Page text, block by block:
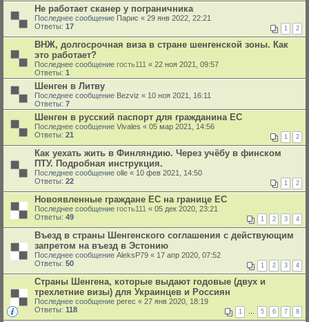
Не работает сканер у пограничника
Последнее сообщение Парис « 29 янв 2022, 22:21
Ответы: 17 1 2
ВНЖ, долгосрочная виза в стране шенгенской зоны. Как
это работает?
Последнее сообщение гость111 « 22 ноя 2021, 09:57
Ответы: 1
Шенген в Литву
Последнее сообщение Bezviz « 10 ноя 2021, 16:11
Ответы: 7
Шенген в русский паспорт для гражданина ЕС
Последнее сообщение Vivales « 05 мар 2021, 14:56
Ответы: 21 1 2
Как уехать жить в Финляндию. Через учёбу в финском
ПТУ. Подробная инструкция.
Последнее сообщение olle « 10 фев 2021, 14:50
Ответы: 22 1 2
Новоявленные граждане ЕС на границе ЕС
Последнее сообщение гость111 « 05 дек 2020, 23:21
Ответы: 49 1 2 3 4
Въезд в страны Шенгенского соглашения с действующим
запретом на въезд в Эстонию
Последнее сообщение AleksP79 « 17 апр 2020, 07:52
Ответы: 50 1 2 3 4
Страны Шенгена, которые выдают годовые (двух и
трехлетние визы) для Украинцев и Россиян
Последнее сообщение perec « 27 янв 2020, 18:19
Ответы: 118 1 … 5 6 7 8